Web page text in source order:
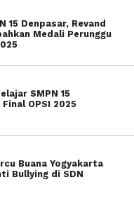
15 Denpasar, Revand
Medali Perunggu
SMPN 15
OPSI 2025
Buana Yogyakarta
Bullying di SDN